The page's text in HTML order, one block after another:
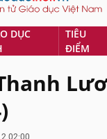
DỤC
TIÊU
ĐIỂM
02:00